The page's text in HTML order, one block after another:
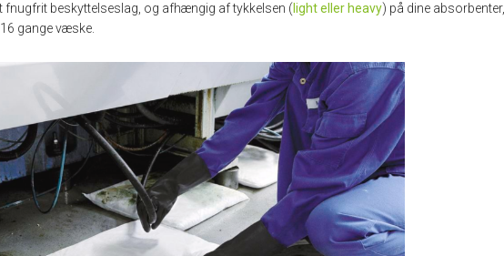
fnugfrit beskyttelseslag, og afhængig af tykkelsen ( light eller heavy) på dine absorbenter,
gange væske.